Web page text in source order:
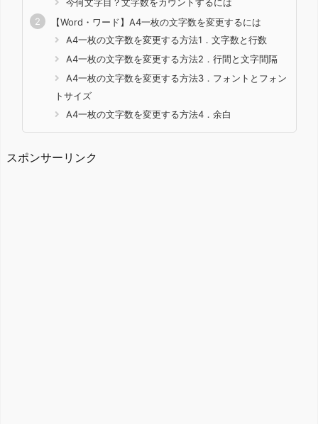
【Word・ワード】A4一枚の文字数を変更するには
A4一枚の文字数を変更する方法1．文字数と行数
A4一枚の文字数を変更する方法2．行間と文字間隔
A4一枚の文字数を変更する方法3．フォントとフォン
トサイズ
A4一枚の文字数を変更する方法4．余白
スポンサーリンク